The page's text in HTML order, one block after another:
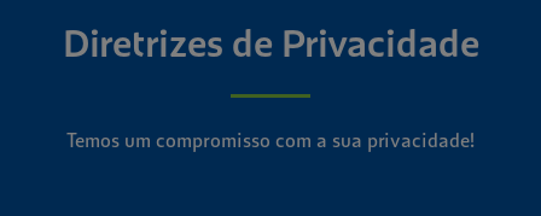
Diretrizes de Privacidade
Temos um compromisso com a sua privacidade!